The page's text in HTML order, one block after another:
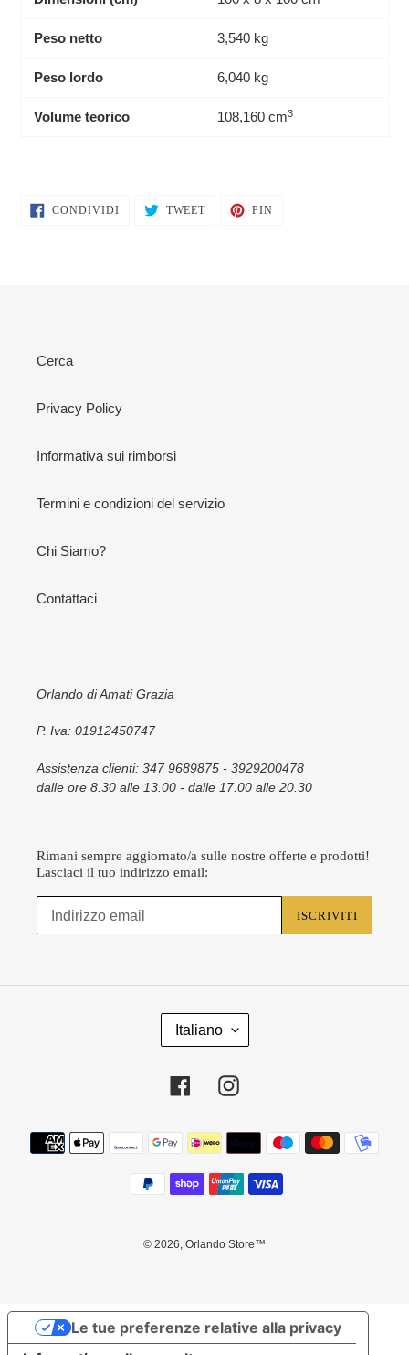
Peso netto 3,540 kg
Peso lordo 6,040 kg
Volume teorico 108,160 cm3
CONDIVIDICONDIVIDI
SU
TWEETTWITTA PIN
Cerca
Privacy Policy
Informativa sui rimborsi
Termini e condizioni del servizio
Chi Siamo?
Contattaci
Orlando di Amati Grazia
P. Iva: 01912450747
Assistenza clienti: 347 9689875 - 3929200478
dalle ore 8.30 alle 13.00 - dalle 17.00 alle 20.30
Rimani sempre aggiornato/a sulle nostre offerte e prodotti!
Lasciaci il tuo indirizzo email:
ISCRIVITI
I
G
U
Italiano
FacebookInstagram
Metodi
di
pagamento
© 2026, Orlando Store™
Usa
Le tue preferenze relative alla privacy